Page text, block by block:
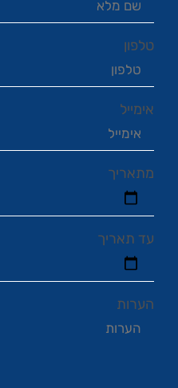
טלפון
אימייל
מתאריך
עד תאריך
הערות